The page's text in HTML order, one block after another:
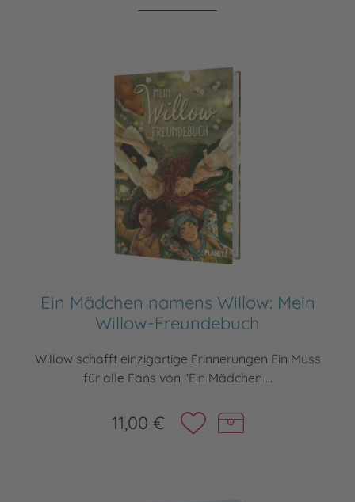
Ein Mädchen namens Willow: Mein
Willow-Freundebuch
Willow schafft einzigartige Erinnerungen Ein Muss
für alle Fans von "Ein Mädchen ...
11,00 €